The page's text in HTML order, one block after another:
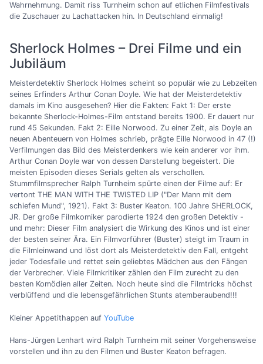
Wahrnehmung. Damit riss Turnheim schon auf etlichen Filmfestivals
die Zuschauer zu Lachattacken hin. In Deutschland einmalig!
Sherlock Holmes – Drei Filme und ein
Jubiläum
Meisterdetektiv Sherlock Holmes scheint so populär wie zu Lebzeiten
seines Erfinders Arthur Conan Doyle. Wie hat der Meisterdetektiv
damals im Kino ausgesehen? Hier die Fakten: Fakt 1: Der erste
bekannte Sherlock-Holmes-Film entstand bereits 1900. Er dauert nur
rund 45 Sekunden. Fakt 2: Eille Norwood. Zu einer Zeit, als Doyle an
neuen Abenteuern von Holmes schrieb, prägte Eille Norwood in 47 (!)
Verfilmungen das Bild des Meisterdenkers wie kein anderer vor ihm.
Arthur Conan Doyle war von dessen Darstellung begeistert. Die
meisten Episoden dieses Serials gelten als verschollen.
Stummfilmsprecher Ralph Turnheim spürte einen der Filme auf: Er
vertont THE MAN WITH THE TWISTED LIP ("Der Mann mit dem
schiefen Mund", 1921). Fakt 3: Buster Keaton. 100 Jahre SHERLOCK,
JR. Der große Filmkomiker parodierte 1924 den großen Detektiv -
und mehr: Dieser Film analysiert die Wirkung des Kinos und ist einer
der besten seiner Ära. Ein Filmvorführer (Buster) steigt im Traum in
die Filmleinwand und löst dort als Meisterdetektiv den Fall, entgeht
jeder Todesfalle und rettet sein geliebtes Mädchen aus den Fängen
der Verbrecher. Viele Filmkritiker zählen den Film zurecht zu den
besten Komödien aller Zeiten. Noch heute sind die Filmtricks höchst
verblüffend und die lebensgefährlichen Stunts atemberaubend!!!
Kleiner Appetithappen auf YouTube
Hans-Jürgen Lenhart wird Ralph Turnheim mit seiner Vorgehensweise
vorstellen und ihn zu den Filmen und Buster Keaton befragen.